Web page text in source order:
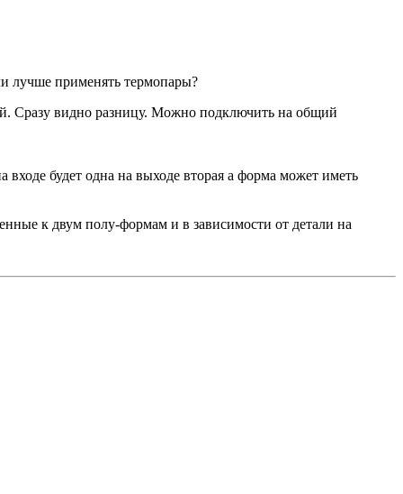
лучше применять термопары?
Сразу видно разницу. Можно подключить на общий
будет одна на выходе вторая а форма может иметь
к двум полу-формам и в зависимости от детали на